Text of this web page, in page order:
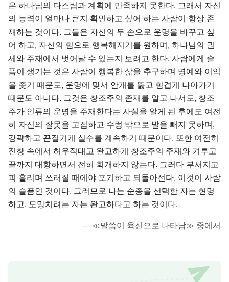
은 하나님의 다스림과 계획에 만족하지 못한다. 그래서 자신
의 능력이 얼마나 큰지 확인하고 싶어 하는 사람이 항상 존
재하는 것이다. 그들은 자신의 두 손으로 운명을 바꾸고 싶
어 하고, 자신의 힘으로 행복해지기를 원하며, 하나님의 권
세와 주재에서 벗어날 수 있는지 보려고 한다. 사람에게 슬
픔이 생기는 것은 사람이 행복한 삶을 추구하며 명예와 이익
을 좇기 때문도, 운명에 맞서 안개를 뚫고 힘겹게 나아가기
때문도 아니다. 그것은 창조주의 존재를 알고 나서도, 창조
주가 인류의 운명을 주재한다는 사실을 알게 된 후에도 여전
히 자신의 잘못을 고집하고 수렁 밖으로 발을 빼지 못하며,
강퍅하고 끈질기게 실수를 계속하기 때문이다. 또한 여전히
진창 속에서 허우적대고 완고하게 창조주의 주재와 겨루고
끝까지 대항하면서 전혀 회개하지 않는다. 그러다 부서지고
피 흘리며 쓰러질 때에야 포기하고 되돌아선다. 이것이 사람
의 슬픔인 것이다. 그러므로 나는 순종을 선택한 자는 현명
하고, 도망치려는 자는 완고하다고 하는 것이다.
― ≪말씀이 육신으로 나타남≫ 중에서